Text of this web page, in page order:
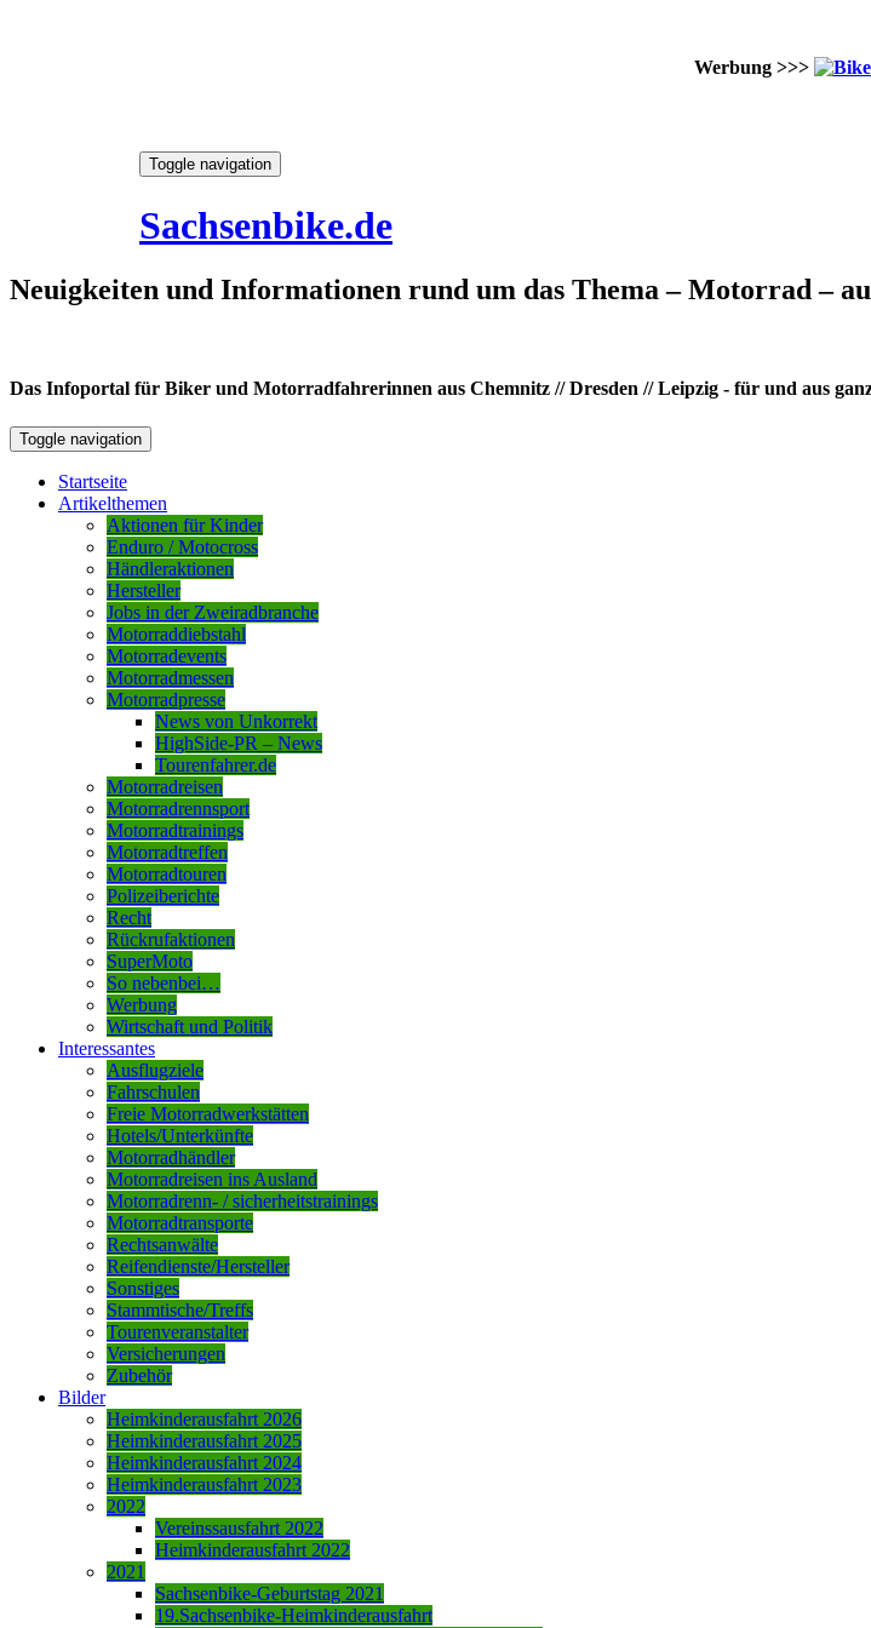
Werbung >>>
Toggle navigation
Sachsenbike.de
Neuigkeiten und Informationen rund um das Thema – Motorrad –
Das Infoportal für Biker und Motorradfahrerinnen aus Chemnitz // Dresden // Leipzig - für und aus ganz
Toggle navigation
Startseite
Artikelthemen
Aktionen für Kinder
Enduro / Motocross
Händleraktionen
Hersteller
Jobs in der Zweiradbranche
Motorraddiebstahl
Motorradevents
Motorradmessen
Motorradpresse
News von Unkorrekt
HighSide-PR – News
Tourenfahrer.de
Motorradreisen
Motorradrennsport
Motorradtrainings
Motorradtreffen
Motorradtouren
Polizeiberichte
Recht
Rückrufaktionen
SuperMoto
So nebenbei…
Werbung
Wirtschaft und Politik
Interessantes
Ausflugziele
Fahrschulen
Freie Motorradwerkstätten
Hotels/Unterkünfte
Motorradhändler
Motorradreisen ins Ausland
Motorradrenn- / sicherheitstrainings
Motorradtransporte
Rechtsanwälte
Reifendienste/Hersteller
Sonstiges
Stammtische/Treffs
Tourenveranstalter
Versicherungen
Zubehör
Bilder
Heimkinderausfahrt 2026
Heimkinderausfahrt 2025
Heimkinderausfahrt 2024
Heimkinderausfahrt 2023
2022
Vereinssausfahrt 2022
Heimkinderausfahrt 2022
2021
Sachsenbike-Geburtstag 2021
19.Sachsenbike-Heimkinderausfahrt